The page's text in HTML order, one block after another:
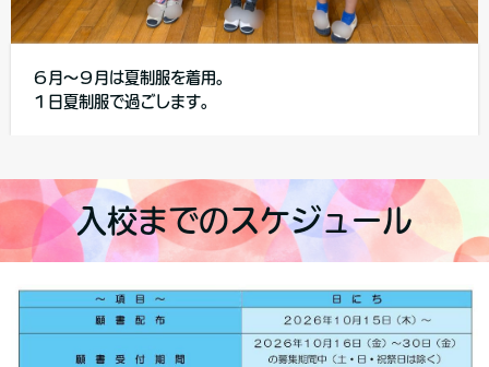
６月～９月は夏制服を着用。
１日夏制服で過ごします。
入校までのスケジュール